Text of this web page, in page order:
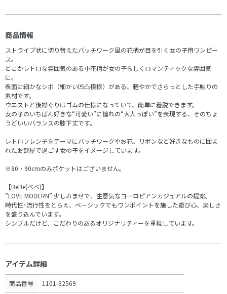
商品情報
ストライプ状に切り替えたパッチワーク風の花柄が目を引く女の子用ワンピー
ス。
どこかレトロな雰囲気のある小花柄が女の子らしくロマンティックな雰囲気
に。
表面に細かなシボ（細かい凹凸模様）がある、軽やかでさらっとした手触りの
素材です。
ウエストと後襟ぐりはゴムの仕様になっていて、簡単に着脱できます。
女の子のいちばん好きな“可愛い”に憧れの“大人っぽい”を表現する、そのちょ
うどいいバランスの膝下丈です。
レトロフレンチをテーマにパッチワークやお花、リボンなど好きなものに囲ま
れたお部屋で過ごす女の子をイメージしています。
※80・90cmのみポケットはございません。
【BeBe(べべ)】
”LOVE MODERN” 少しおませで、生意気なヨーロピアンカジュアルの提案。
時代性･流行性をとらえ、ベーシックでもワンポイントを施した遊び心、楽しさ
を盛り込んでいます。
シンプルだけど、こだわりのあるオリジナリティーを重視しています。
アイテム詳細
商品番号 1101-32569